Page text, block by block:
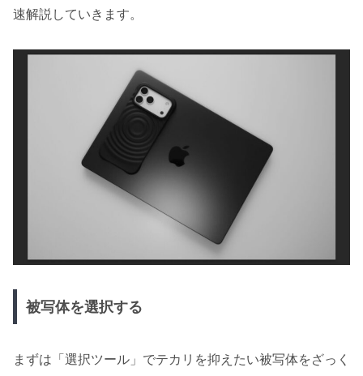
速解説していきます。
被写体を選択する
まずは「選択ツール」でテカリを抑えたい被写体をざっく